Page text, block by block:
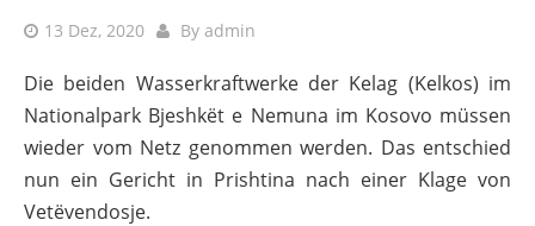
13 Dez, 2020 By admin
Die beiden Wasserkraftwerke der Kelag (Kelkos) im
Nationalpark Bjeshkët e Nemuna im Kosovo müssen
wieder vom Netz genommen werden. Das entschied
nun ein Gericht in Prishtina nach einer Klage von
Vetëvendosje.